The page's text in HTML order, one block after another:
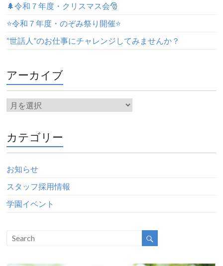
🌲令和７年度・クリスマス会🎅
⭐️令和７年度・のぞみ祭り開催⭐️
“世話人”のお仕事にチャレンジしてみませんか？
アーカイブ
カテゴリー
お知らせ
スタッフ採用情報
学園イベント